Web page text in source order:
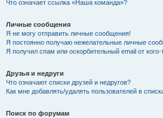
Что означает ссылка «Наша команда»?
Личные сообщения
Я не могу отправить личные сообщения!
Я постоянно получаю нежелательные личные
Я получил спам или оскорбительный email от
Друзья и недруги
Что означают списки друзей и недругов?
Как мне добавлять/удалять пользователей в
Поиск по форумам